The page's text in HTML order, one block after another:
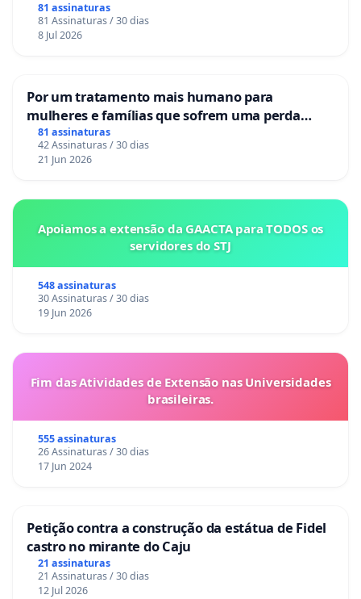
81 assinaturas
81 Assinaturas / 30 dias
8 Jul 2026
Por um tratamento mais humano para
mulheres e famílias que sofrem uma perda
gestacional nos hospitais portugueses
81 assinaturas
42 Assinaturas / 30 dias
21 Jun 2026
Apoiamos a extensão da GAACTA para TODOS os
servidores do STJ
548 assinaturas
30 Assinaturas / 30 dias
19 Jun 2026
Fim das Atividades de Extensão nas Universidades
brasileiras.
555 assinaturas
26 Assinaturas / 30 dias
17 Jun 2024
Petição contra a construção da estátua de Fidel
castro no mirante do Caju
21 assinaturas
21 Assinaturas / 30 dias
12 Jul 2026